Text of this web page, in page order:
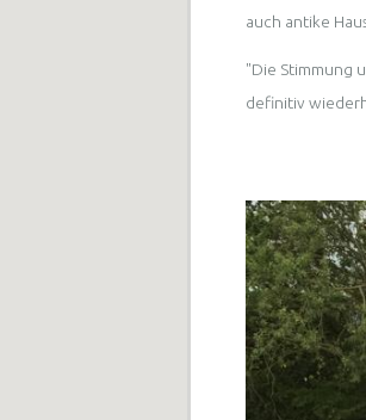
auch antike
"Die Stimmung
definitiv